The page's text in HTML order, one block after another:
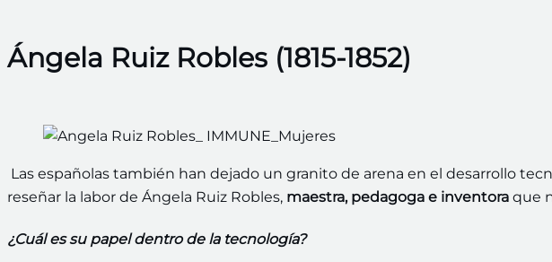
Ángela Ruiz Robles (1815-1852)
Las españolas también han dejado un granito de arena en el desarrollo
reseñar la labor de Ángela Ruiz Robles, maestra, pedagoga e inventora que
¿Cuál es su papel dentro de la tecnología?